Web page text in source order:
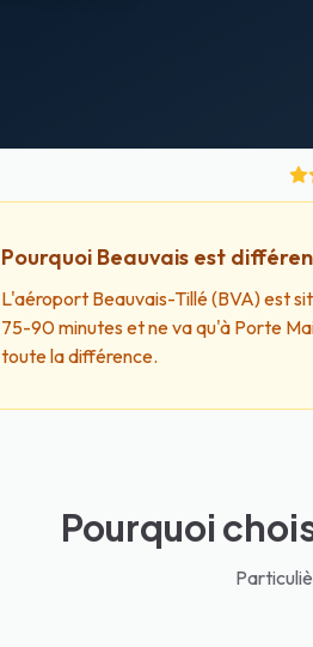
Pourquoi Beauvais est
L'aéroport Beauvais-Tillé (BVA) est
75-90 minutes et ne va qu'à Porte
toute la différence.
Pourquoi